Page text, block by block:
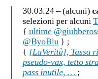
30.03.24 – (alcuni)
selezioni per alcuni
{ ultime
@ByoBlu } ;
{ [LaVerità], Tassa
pseudo-vax, tetto
pass inutile, … ;